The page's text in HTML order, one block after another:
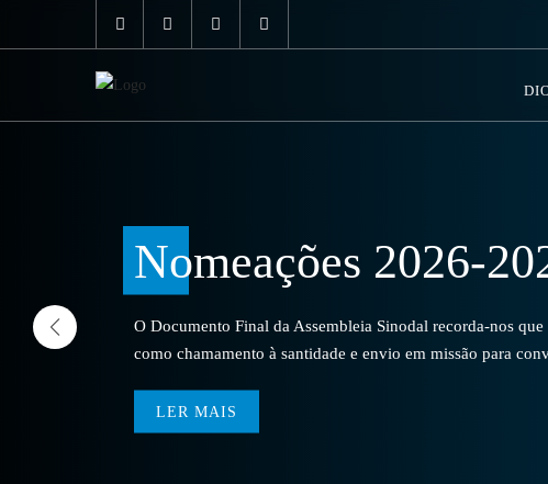
Nomeações 2026-
O Documento Final da Assembleia Sinodal recorda-nos
como chamamento à santidade e envio em missão para
LER MAIS